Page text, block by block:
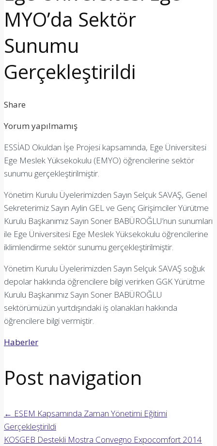
MYO’da Sektör
Sunumu
Gerçekleştirildi
Share
Yorum yapılmamış
ESSİAD Okuldan İşe Projesi kapsamında, Ege Üniversitesi
Ege Meslek Yüksekokulu (EMYO) öğrencilerine sektör
sunumu gerçekleştirilmiştir.
Yönetim Kurulu Üyelerimizden Sayın Selçuk SAVAŞ, Genel
Sekreterimiz Sayın Aylin GEL ve Genç Girişimciler Yürütme
Kurulu Başkanımız Sayın Soner BABÜROĞLU’nun sunumları
ile Ege Üniversitesi Ege Meslek Yüksekokulu öğrencilerine
iklimlendirme sektör sunumu gerçekleştirilmiştir.
Yönetim Kurulu Üyelerimizden Sayın Selçuk SAVAŞ soğuk
depolar hakkında öğrencilere bilgi verirken GGK Yürütme
Kurulu Başkanımız Sayın Soner BABÜROĞLU
sektörümüzün yurtdışındaki iş olanakları hakkında
öğrencilere bilgi vermiştir.
Haberler
Post navigation
← ESEM Kapsamında Zaman Yönetimi Eğitimi
Gerçekleştirildi
KOSGEB Destekli Mostra Convegno Expocomfort 2014